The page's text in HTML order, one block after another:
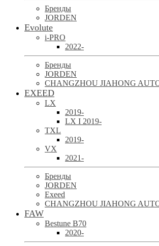
Бренды
JORDEN
Evolute
i-PRO
2022-
Бренды
JORDEN
CHANGZHOU JIAHONG
EXEED
LX
2019-
LX I 2019-
TXL
2019-
VX
2021-
Бренды
JORDEN
Exeed
CHANGZHOU JIAHONG
FAW
Bestune B70
2020-